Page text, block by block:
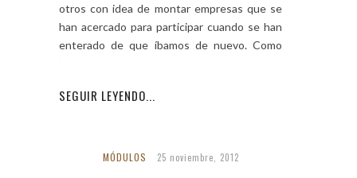
otros con idea de montar empresas que se
han acercado para participar cuando se han
enterado de que íbamos de nuevo. Como
SEGUIR LEYENDO...
MÓDULOS 25 noviembre, 2012